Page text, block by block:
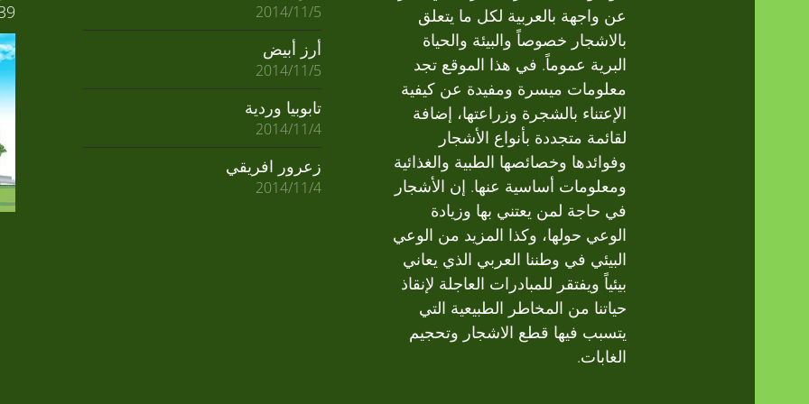
عن واجهة بالعربية لكل ما يتعلق
بالاشجار خصوصاً والبيئة والحياة
البرية عموماً. في هذا الموقع تجد
معلومات ميسرة ومفيدة عن كيفية
الإعتناء بالشجرة وزراعتها، إضافة
لقائمة متجددة بأنواع الأشجار
وفوائدها وخصائصها الطبية والغذائية
ومعلومات أساسية عنها. إن الأشجار
في حاجة لمن يعتني بها وزيادة
الوعي حولها، وكذا المزيد من الوعي
البيئي في وطننا العربي الذي يعاني
بيئياً ويفتقر للمبادرات العاجلة لإنقاذ
حياتنا من المخاطر الطبيعية التي
يتسبب فيها قطع الاشجار وتحجيم
الغابات.
2014/11/5
أرز أبيض
2014/11/5
تابوبيا وردية
2014/11/4
زعرور افريقي
2014/11/4